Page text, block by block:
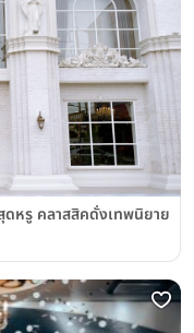
หรู คลาสสิคดั่งเทพนิยาย